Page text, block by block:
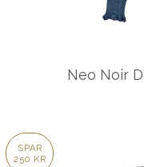
Neo Noir
SPAR
250 KR